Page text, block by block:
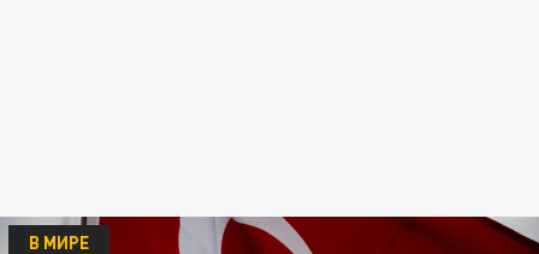
В МИРЕ